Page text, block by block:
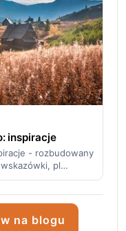
inspiracje
- rozbudowany
pl…
na blogu